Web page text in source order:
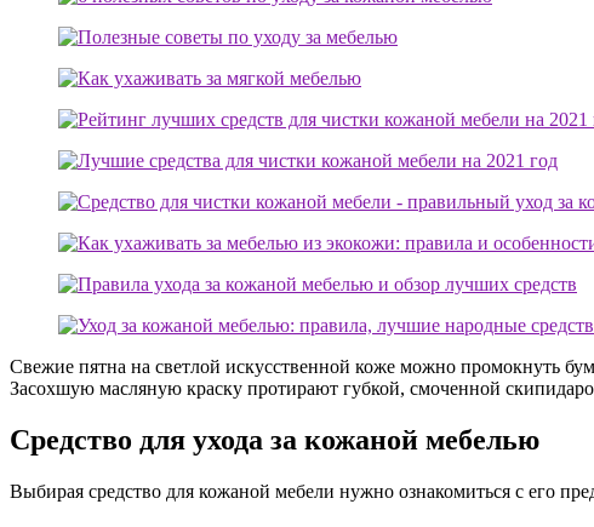
Свежие пятна на светлой искусственной коже можно промокнуть
Засохшую масляную краску протирают губкой, смоченной
Средство для ухода за кожаной мебелью
Выбирая средство для кожаной мебели нужно ознакомиться с его